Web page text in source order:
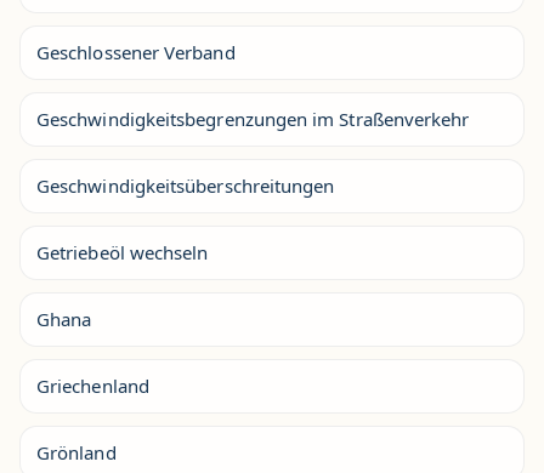
Geschlossener Verband
Geschwindigkeitsbegrenzungen im Straßenverkehr
Geschwindigkeitsüberschreitungen
Getriebeöl wechseln
Ghana
Griechenland
Grönland